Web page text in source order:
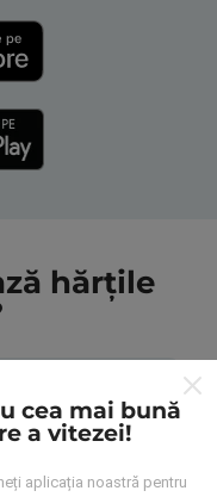
hărțile
cea mai bună
a vitezei!
aplicația noastră pentru